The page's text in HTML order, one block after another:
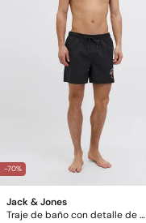
-70%
Jack & Jones
Traje de baño con detalle de logo